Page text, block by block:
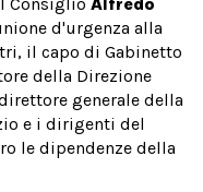
d'urgenza alla
il capo di Gabinetto
della Direzione
generale della
e i dirigenti del
le dipendenze della